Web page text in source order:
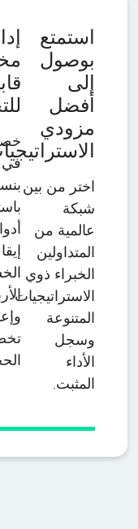
استمتع
بوصول
إلى
أفضل
مزودي
اختر من بين
شبكة
عالمية من
المتداولين
الخبراء ذوي
الاستراتيجيات
المتنوعة
وسجل
الأداء
المثبت.
في